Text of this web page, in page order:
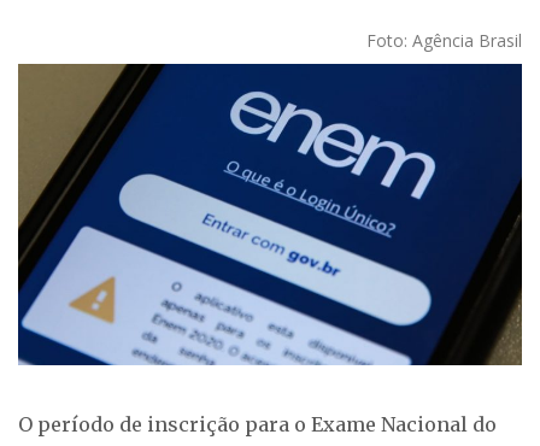
Foto: Agência Brasil
O período de inscrição para o Exame Nacional do